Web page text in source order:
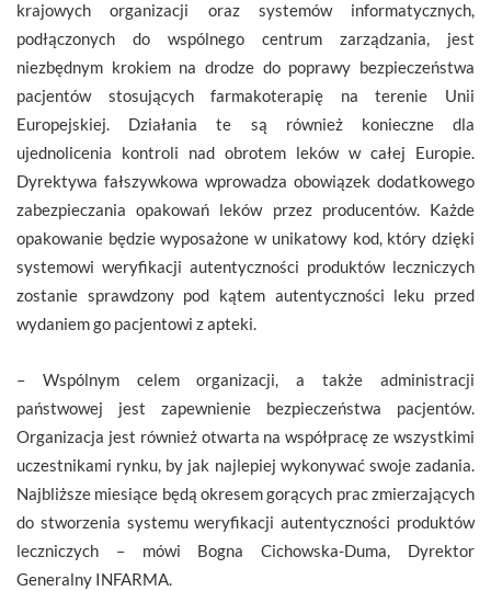
krajowych organizacji oraz systemów informatycznych,
podłączonych do wspólnego centrum zarządzania, jest
niezbędnym krokiem na drodze do poprawy bezpieczeństwa
pacjentów stosujących farmakoterapię na terenie Unii
Europejskiej. Działania te są również konieczne dla
ujednolicenia kontroli nad obrotem leków w całej Europie.
Dyrektywa fałszywkowa wprowadza obowiązek dodatkowego
zabezpieczania opakowań leków przez producentów. Każde
opakowanie będzie wyposażone w unikatowy kod, który dzięki
systemowi weryfikacji autentyczności produktów leczniczych
zostanie sprawdzony pod kątem autentyczności leku przed
wydaniem go pacjentowi z apteki.
– Wspólnym celem organizacji, a także administracji
państwowej jest zapewnienie bezpieczeństwa pacjentów.
Organizacja jest również otwarta na współpracę ze wszystkimi
uczestnikami rynku, by jak najlepiej wykonywać swoje zadania.
Najbliższe miesiące będą okresem gorących prac zmierzających
do stworzenia systemu weryfikacji autentyczności produktów
leczniczych – mówi Bogna Cichowska-Duma, Dyrektor
Generalny INFARMA.